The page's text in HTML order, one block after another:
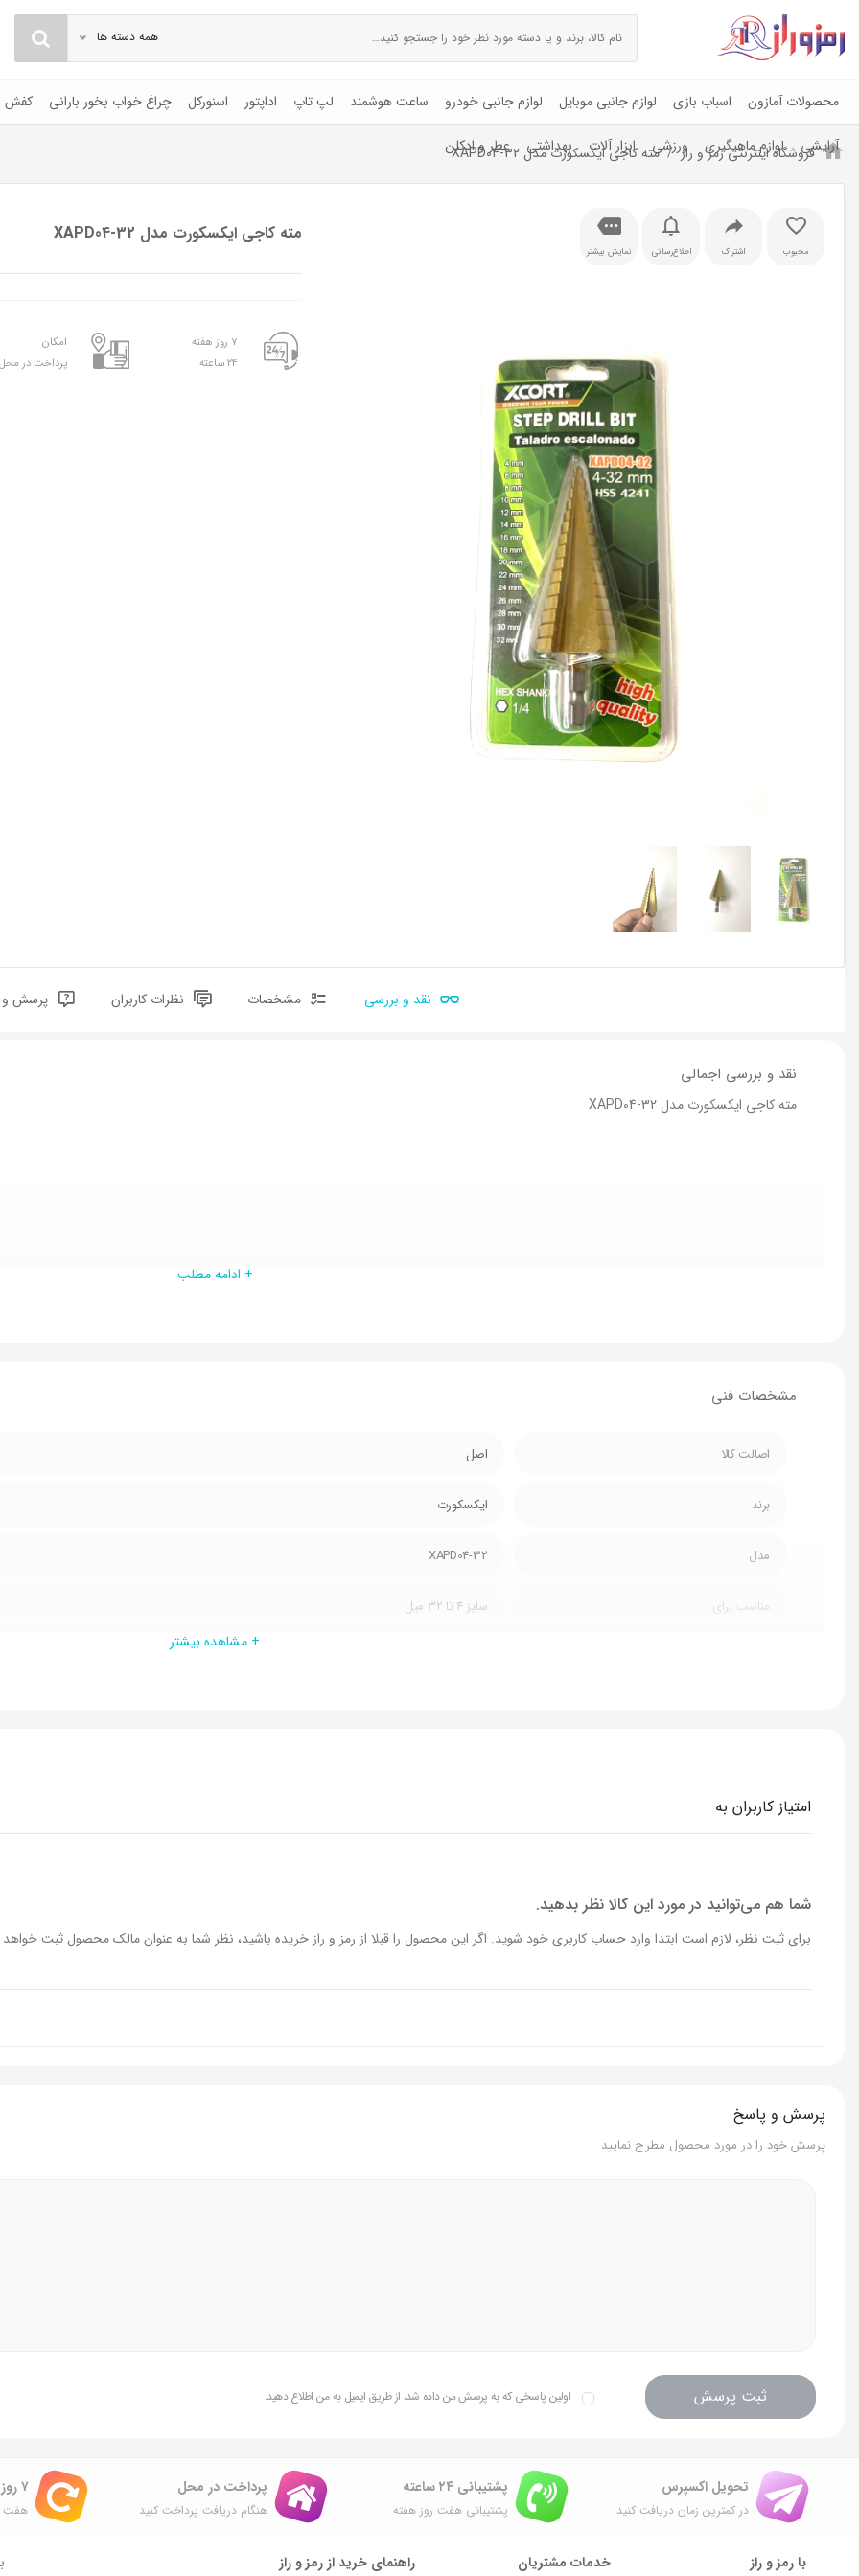
همه دسته ها
محصولات آمازون اسباب بازی لوازم جانبی موبایل لوازم جانبی خودرو ساعت هوشمند لپ تاپ اداپتور اسنورکل چراغ خواب بخور بارانی کفش
آرایشی لوازم ماهیگیری ورزشی ابزار آلات بهداشتی عطر و ادکلن فروشگاه اینترنتی رمز و راز مته کاجی ایکسکورت مدل XAPD04-32
محبوب اشتراک اطلاع‌رسانی نمایش بیشتر
مته کاجی ایکسکورت مدل XAPD04-32
۷ روز هفته
۲۴ ساعته
امکان
پرداخت در
نقد و بررسی مشخصات نظرات کاربران پرسش و
نقد و بررسی اجمالی
مته کاجی ایکسکورت مدل XAPD04-32
+ ادامه مطلب
مشخصات فنی
اصالت کالا اصل
برند ایکسکورت
مدل XAPD04-32
مناسب برای سایز 4 تا 32 میل
+ مشاهده بیشتر
امتیاز کاربران به
شما هم می‌توانید در مورد این کالا نظر بدهید.
برای ثبت نظر، لازم است ابتدا وارد حساب کاربری خود شوید. اگر این محصول را قبلا از رمز و راز خریده باشید، نظر شما به عنوان مالک محصول ثبت
پرسش و پاسخ
پرسش خود را در مورد محصول مطرح نمایید
ثبت پرسش اولین پاسخی که به پرسش من داده شد، از طریق ایمیل به من اطلاع دهید.
تحویل اکسپرس
در کمترین زمان دریافت کنید
پشتیبانی ۲۴ ساعته
پشتیبانی هفت روز هفته
پرداخت در محل
هنگام دریافت پرداخت کنید
۷ روز ضمانت بازگشت
هفت
با رمز و راز خدمات مشتریان راهنمای خرید از رمز و راز